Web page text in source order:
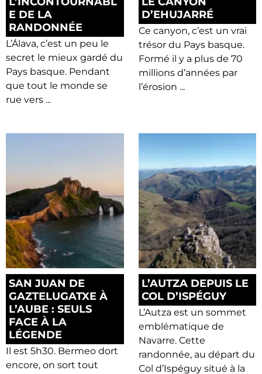
E DE LA
RANDONNÉE
L’Álava, c’est un peu le
secret le mieux gardé du
Pays basque. Pendant
que tout le monde se
rue vers ...
D’EHUJARRÉ
Ce canyon, c’est un vrai
trésor du Pays basque.
Formé il y a plus de 70
millions d’années par
l’érosion ...
SAN JUAN DE
GAZTELUGATXE À
L’AUBE : SEULS
FACE À LA
LÉGENDE
Il est 5h30. Bermeo dort
encore, on sort tout
L’AUTZA DEPUIS LE
COL D’ISPÉGUY
L’Autza est un sommet
emblématique de
Navarre. Cette
randonnée, au départ du
Col d’Ispéguy situé à la